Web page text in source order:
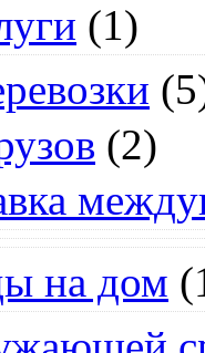
(1)
(2)
на дом